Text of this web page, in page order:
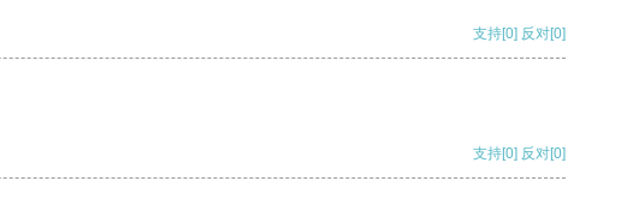
支持[0] 反对[0]
支持[0] 反对[0]